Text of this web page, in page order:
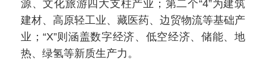
源、文化旅游四大支柱产业；第二个“4”为建筑
建材、高原轻工业、藏医药、边贸物流等基础产
业；“X”则涵盖数字经济、低空经济、储能、地
热、绿氢等新质生产力。